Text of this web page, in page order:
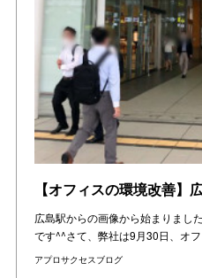
【オフィスの環境改善】
広島駅からの画像から始まりまし
です^^さて、弊社は9月30日、オ
アプロサクセスブログ